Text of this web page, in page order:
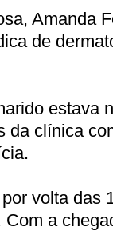
Amanda
de
estava
da clínica
volta das
a